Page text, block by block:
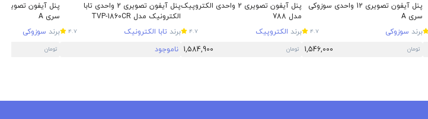
پنل آیفون تصویری 12 واحدی سوزوکی
سری A
برند سوزوکی 4.7
تومان 1,546,000
پنل آیفون تصویری 2 واحدی الکتروپیک
مدل 788
برند الکتروپیک 4.7
تومان 1,584,900
پنل آیفون تصویری 2 واحدی تابا
الکترونیک مدل TVP-1860CR
برند تابا الکترونیک 4.7
ناموجود
سری A
برند سوزوکی
تومان